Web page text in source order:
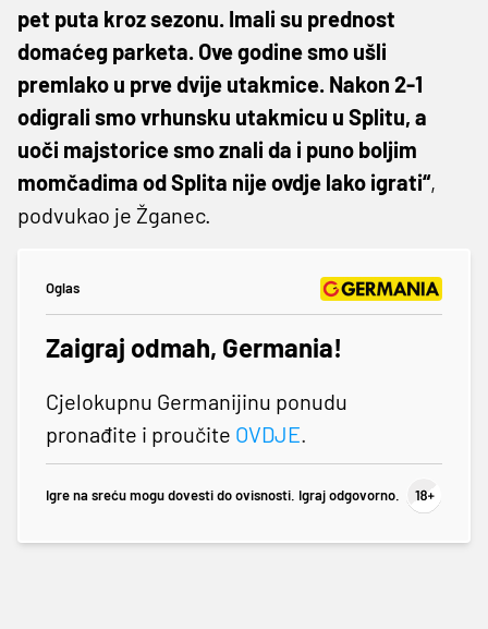
pet puta kroz sezonu. Imali su prednost
domaćeg parketa. Ove godine smo ušli
premlako u prve dvije utakmice. Nakon 2-1
odigrali smo vrhunsku utakmicu u Splitu, a
uoči majstorice smo znali da i puno boljim
momčadima od Splita nije ovdje lako igrati“,
podvukao je Žganec.
Oglas
Zaigraj odmah, Germania!
Cjelokupnu Germanijinu ponudu
pronađite i proučite OVDJE.
Igre na sreću mogu dovesti do ovisnosti. Igraj odgovorno.